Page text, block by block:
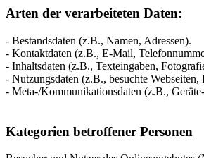
Arten der verarbeiteten Daten:
- Bestandsdaten (z.B., Namen, Adressen).
- Kontaktdaten (z.B., E-Mail,
- Inhaltsdaten (z.B., Texteingaben,
- Nutzungsdaten (z.B., besuchte
- Meta-/Kommunikationsdaten (z.B.,
Kategorien betroffener Personen